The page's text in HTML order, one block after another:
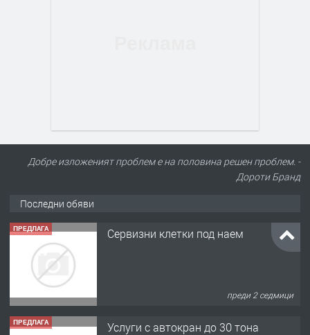
Добре изложеният проблем е на половина решен проблем. -
Дороти Бранд
Последни обяви
ПРЕДЛАГА Сервизни клетки под наем
преди 2 седмици
ПРЕДЛАГА Услуги с автокран до 30 тона